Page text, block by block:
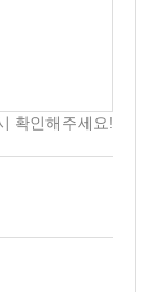
확인해주세요!